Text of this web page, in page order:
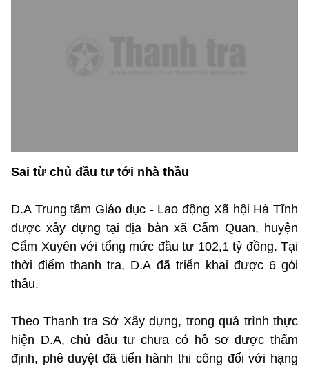
Sai từ chủ đầu tư tới nhà thầu
D.A Trung tâm Giáo dục - Lao động Xã hội Hà Tĩnh
được xây dựng tại địa bàn xã Cẩm Quan, huyện
Cẩm Xuyên với tổng mức đầu tư 102,1 tỷ đồng. Tại
thời điểm thanh tra, D.A đã triển khai được 6 gói
thầu.
Theo Thanh tra Sở Xây dựng, trong quá trình thực
hiện D.A, chủ đầu tư chưa có hồ sơ được thẩm
định, phê duyệt đã tiến hành thi công đối với hạng